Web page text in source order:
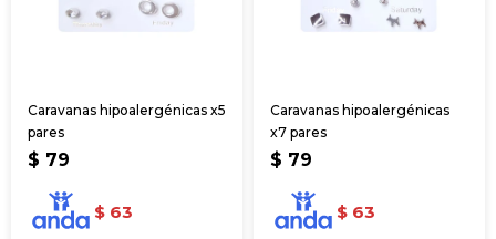
Caravanas hipoalergénicas x5
pares
$ 79
$ 63
Caravanas hipoalergénicas
x7 pares
$ 79
$ 63